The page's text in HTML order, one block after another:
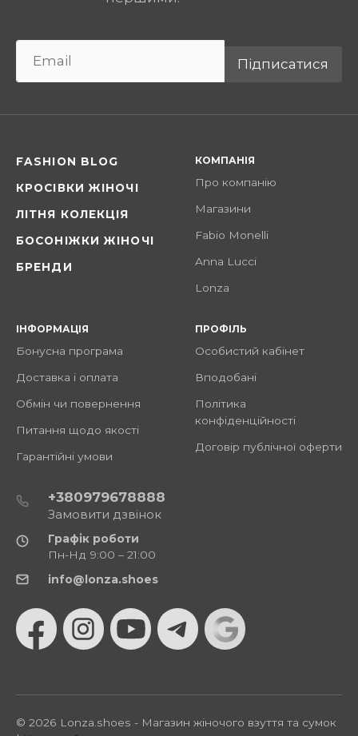
Підписатися
FASHION BLOG
КРОСІВКИ ЖІНОЧІ
ЛІТНЯ КОЛЕКЦІЯ
БОСОНІЖКИ ЖІНОЧІ
БРЕНДИ
КОМПАНІЯ
Про компанію
Магазини
Fabio Monelli
Anna Lucci
Lonza
ІНФОРМАЦІЯ
Бонусна програма
Доставка і оплата
Обмін чи повернення
Питання щодо якості
Гарантійні умови
ПРОФІЛЬ
Особистий кабінет
Вподобані
Політика
конфіденційності
Договір публічної оферти
+380979678888
Замовити дзвінок
Графік роботи
Пн-Нд 9:00 – 21:00
info@lonza.shoes
© 2026 Lonza.shoes - Магазин жіночого взуття та сумок